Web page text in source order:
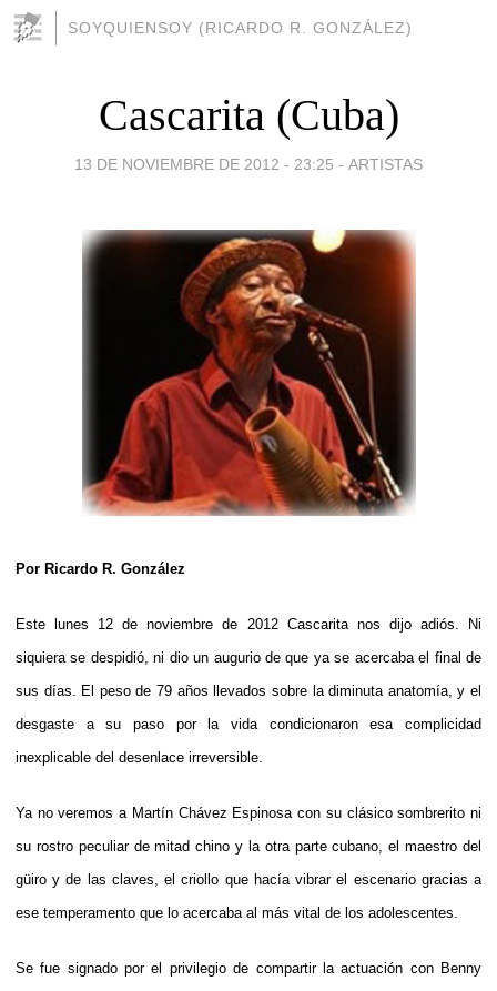
SOYQUIENSOY (RICARDO R. GONZÁLEZ)
Cascarita (Cuba)
13 DE NOVIEMBRE DE 2012 - 23:25 - ARTISTAS
Por Ricardo R. González
Este lunes 12 de noviembre de 2012 Cascarita nos dijo adiós. Ni
siquiera se despidió, ni dio un augurio de que ya se acercaba el final de
sus días. El peso de 79 años llevados sobre la diminuta anatomía, y el
desgaste a su paso por la vida condicionaron esa complicidad
inexplicable del desenlace irreversible.
Ya no veremos a Martín Chávez Espinosa con su clásico sombrerito ni
su rostro peculiar de mitad chino y la otra parte cubano, el maestro del
güiro y de las claves, el criollo que hacía vibrar el escenario gracias a
ese temperamento que lo acercaba al más vital de los adolescentes.
Se fue signado por el privilegio de compartir la actuación con Benny